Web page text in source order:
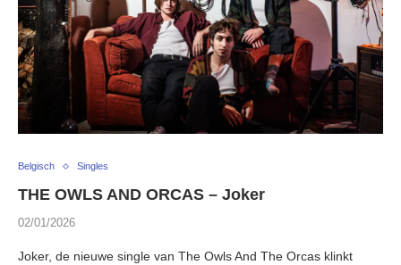
Belgisch Singles
THE OWLS AND ORCAS – Joker
02/01/2026
Joker, de nieuwe single van The Owls And The Orcas klinkt